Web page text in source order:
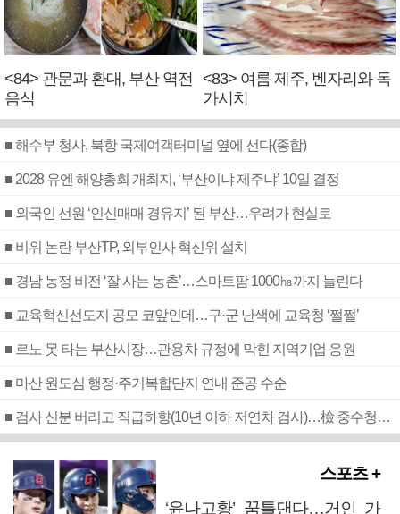
<84> 관문과 환대, 부산 역전
음식
<83> 여름 제주, 벤자리와 독
가시치
■ 해수부 청사, 북항 국제여객터미널 옆에 선다(종합)
■ 2028 유엔 해양총회 개최지, ‘부산이냐 제주냐’ 10일 결정
■ 외국인 선원 ‘인신매매 경유지’ 된 부산…우려가 현실로
■ 비위 논란 부산TP, 외부인사 혁신위 설치
■ 경남 농정 비전 ‘잘 사는 농촌’…스마트팜 1000㏊까지 늘린다
■ 교육혁신선도지 공모 코앞인데…구·군 난색에 교육청 ‘쩔쩔’
■ 르노 못 타는 부산시장…관용차 규정에 막힌 지역기업 응원
■ 마산 원도심 행정·주거복합단지 연내 준공 수순
■ 검사 신분 버리고 직급하향(10년 이하 저연차 검사)…檢 중수청행 기피
스포츠 +
‘윤나고황’ 꿈틀댄다…거인 가